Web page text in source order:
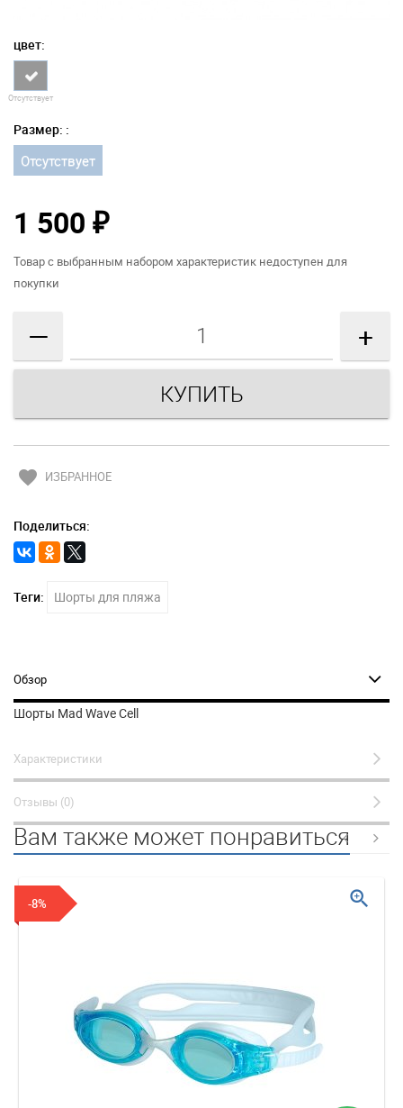
цвет:
Отсутствует
Размер: :
Отсутствует
1 500 ₽
Товар с выбранным набором характеристик недоступен для
покупки
— +
favorite ИЗБРАННОЕ
Поделиться:
Теги: Шорты для пляжа
Обзор
Шорты Mad Wave Cell
Характеристики
Отзывы (0)
Вам также может понравиться
-8% zoom_in